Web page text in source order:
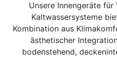
Unsere Innengeräte für
Kaltwassersysteme
Kombination aus
ästhetischer
bodenstehend,